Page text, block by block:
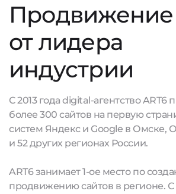
Продвижение
от лидера
индустрии
С 2013 года digital-агентство ART6
более 300 сайтов на первую
систем Яндекс и Google в Омске,
и 52 других регионах России.
ART6 занимает 1-ое место по
продвижению сайтов в регионе.